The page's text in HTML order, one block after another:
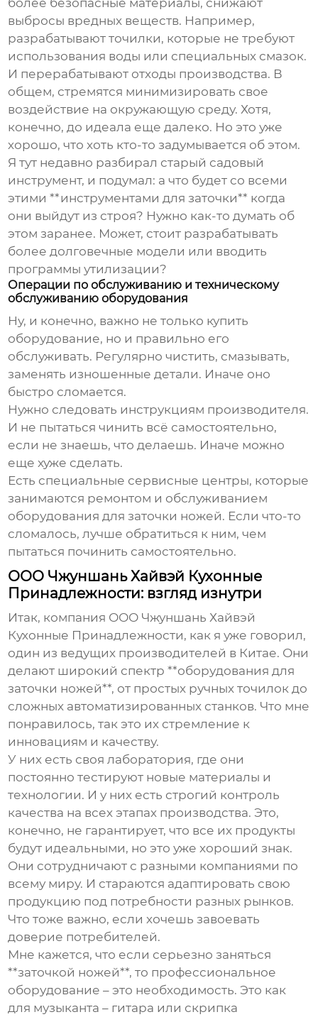
более безопасные материалы, снижают
выбросы вредных веществ. Например,
разрабатывают точилки, которые не требуют
использования воды или специальных смазок.
И перерабатывают отходы производства. В
общем, стремятся минимизировать свое
воздействие на окружающую среду. Хотя,
конечно, до идеала еще далеко. Но это уже
хорошо, что хоть кто-то задумывается об этом.
Я тут недавно разбирал старый садовый
инструмент, и подумал: а что будет со всеми
этими **инструментами для заточки** когда
они выйдут из строя? Нужно как-то думать об
этом заранее. Может, стоит разрабатывать
более долговечные модели или вводить
программы утилизации?
Операции по обслуживанию и техническому
обслуживанию оборудования
Ну, и конечно, важно не только купить
оборудование, но и правильно его
обслуживать. Регулярно чистить, смазывать,
заменять изношенные детали. Иначе оно
быстро сломается.
Нужно следовать инструкциям производителя.
И не пытаться чинить всё самостоятельно,
если не знаешь, что делаешь. Иначе можно
еще хуже сделать.
Есть специальные сервисные центры, которые
занимаются ремонтом и обслуживанием
оборудования для заточки ножей. Если что-то
сломалось, лучше обратиться к ним, чем
пытаться починить самостоятельно.
ООО Чжуншань Хайвэй Кухонные
Принадлежности: взгляд изнутри
Итак, компания ООО Чжуншань Хайвэй
Кухонные Принадлежности, как я уже говорил,
один из ведущих производителей в Китае. Они
делают широкий спектр **оборудования для
заточки ножей**, от простых ручных точилок до
сложных автоматизированных станков. Что мне
понравилось, так это их стремление к
инновациям и качеству.
У них есть своя лаборатория, где они
постоянно тестируют новые материалы и
технологии. И у них есть строгий контроль
качества на всех этапах производства. Это,
конечно, не гарантирует, что все их продукты
будут идеальными, но это уже хороший знак.
Они сотрудничают с разными компаниями по
всему миру. И стараются адаптировать свою
продукцию под потребности разных рынков.
Что тоже важно, если хочешь завоевать
доверие потребителей.
Мне кажется, что если серьезно заняться
**заточкой ножей**, то профессиональное
оборудование – это необходимость. Это как
для музыканта – гитара или скрипка